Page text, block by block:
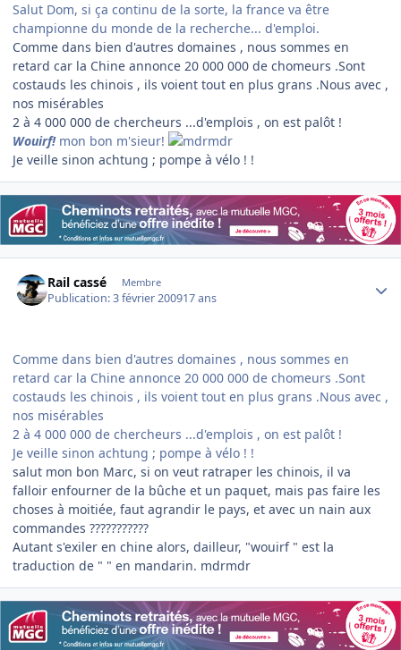
Salut Dom, si ça continu de la sorte, la france va être
championne du monde de la recherche... d'emploi.
Comme dans bien d'autres domaines , nous sommes en
retard car la Chine annonce 20 000 000 de chomeurs .Sont
costauds les chinois , ils voient tout en plus grans .Nous avec ,
nos misérables
2 à 4 000 000 de chercheurs ...d'emplois , on est palôt !
Wouirf! mon bon m'sieur!
Je veille sinon achtung ; pompe à vélo ! !
Rail cassé Membre
Publication:3 février 200917 ans
Comme dans bien d'autres domaines , nous sommes en
retard car la Chine annonce 20 000 000 de chomeurs .Sont
costauds les chinois , ils voient tout en plus grans .Nous avec ,
nos misérables
2 à 4 000 000 de chercheurs ...d'emplois , on est palôt !
Je veille sinon achtung ; pompe à vélo ! !
salut mon bon Marc, si on veut ratraper les chinois, il va
falloir enfourner de la bûche et un paquet, mais pas faire les
choses à moitiée, faut agrandir le pays, et avec un nain aux
commandes ???????????
Autant s'exiler en chine alors, dailleur, "wouirf " est la
traduction de " " en mandarin. mdrmdr